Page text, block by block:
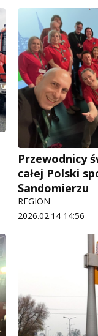
Przewodnicy
całej Polski
Sandomierzu
REGION
2026.02.14 14:56